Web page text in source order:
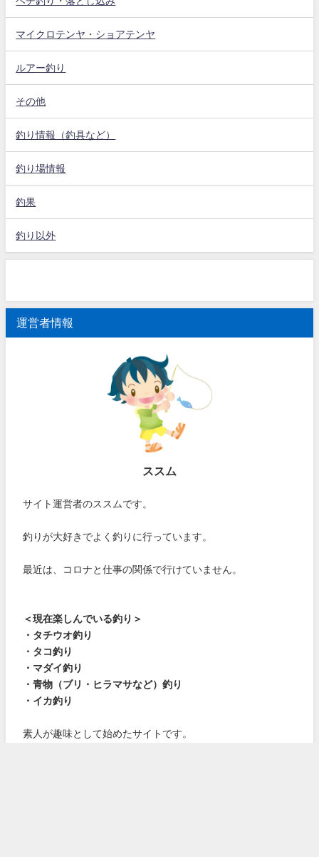
マイクロテンヤ・ショアテンヤ
ルアー釣り
その他
釣り情報（釣具など）
釣り場情報
釣果
釣り以外
運営者情報
ススム
サイト運営者のススムです。
釣りが大好きでよく釣りに行っています。
最近は、コロナと仕事の関係で行けていません。
＜現在楽しんでいる釣り＞
・タチウオ釣り
・タコ釣り
・マダイ釣り
・青物（ブリ・ヒラマサなど）釣り
・イカ釣り
素人が趣味として始めたサイトです。